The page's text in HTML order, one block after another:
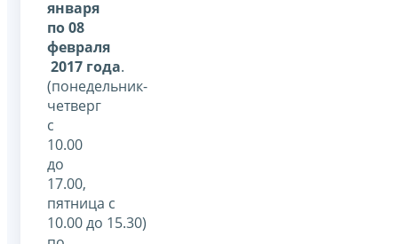
января
по 08
февраля
2017 года.
(понедельник-
четверг
с
10.00
до
17.00,
пятница с
10.00 до 15.30)